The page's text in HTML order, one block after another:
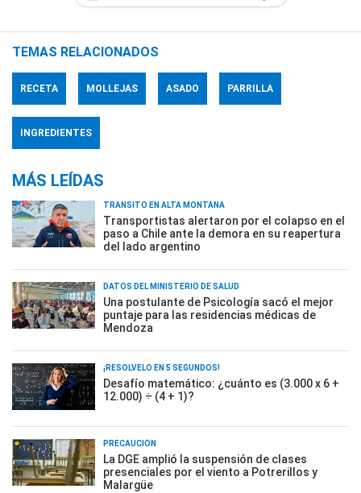
TEMAS RELACIONADOS
RECETA MOLLEJAS ASADO PARRILLA
INGREDIENTES
MÁS LEÍDAS
TRÁNSITO EN ALTA MONTAÑA
Transportistas alertaron por el colapso en el
paso a Chile ante la demora en su reapertura
del lado argentino
DATOS DEL MINISTERIO DE SALUD
Una postulante de Psicología sacó el mejor
puntaje para las residencias médicas de
Mendoza
¡RESOLVELO EN 5 SEGUNDOS!
Desafío matemático: ¿cuánto es (3.000 x 6 +
12.000) ÷ (4 + 1)?
PRECAUCIÓN
La DGE amplió la suspensión de clases
presenciales por el viento a Potrerillos y
Malargüe